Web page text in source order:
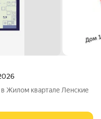
Жилом квартале Ленские